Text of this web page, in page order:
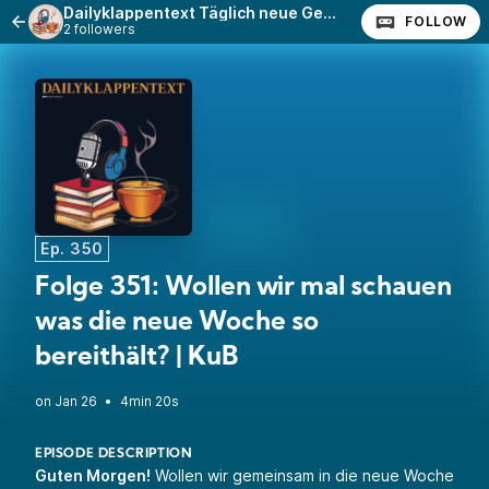
Dailyklappentext Täglich neue Geschichten!
2 followers FOLLOW
Ep. 350
Folge 351: Wollen wir mal schauen
was die neue Woche so
bereithält? | KuB
• 4min 20s
EPISODE DESCRIPTION
Guten Morgen! Wollen wir gemeinsam in die neue Woche